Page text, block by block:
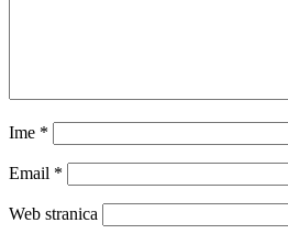
Ime *
Email *
Web stranica